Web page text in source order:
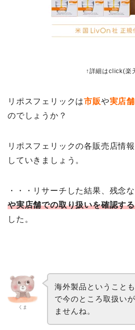
↑詳細はclick(楽
リポスフェリックは市販や実店舗
のでしょうか？
リポスフェリックの各販売店情
していきましょう。
・・・リサーチした結果、残念
や実店舗での取り扱いを確認す
した。
くま
海外製品ということ
で今のところ取扱い
ませんね。